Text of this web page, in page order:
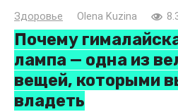
Здоровье Olena Kuzina
Почему
лампа — одна из
вещей, которыми
владеть